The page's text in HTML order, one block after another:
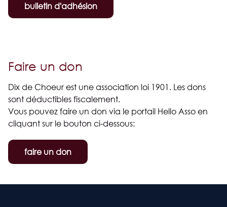
bulletin d'adhésion
Faire un don
Dix de Choeur est une association loi 1901. Les dons
sont déductibles fiscalement.
Vous pouvez faire un don via le portail Hello Asso en
cliquant sur le bouton ci-dessous:
faire un don